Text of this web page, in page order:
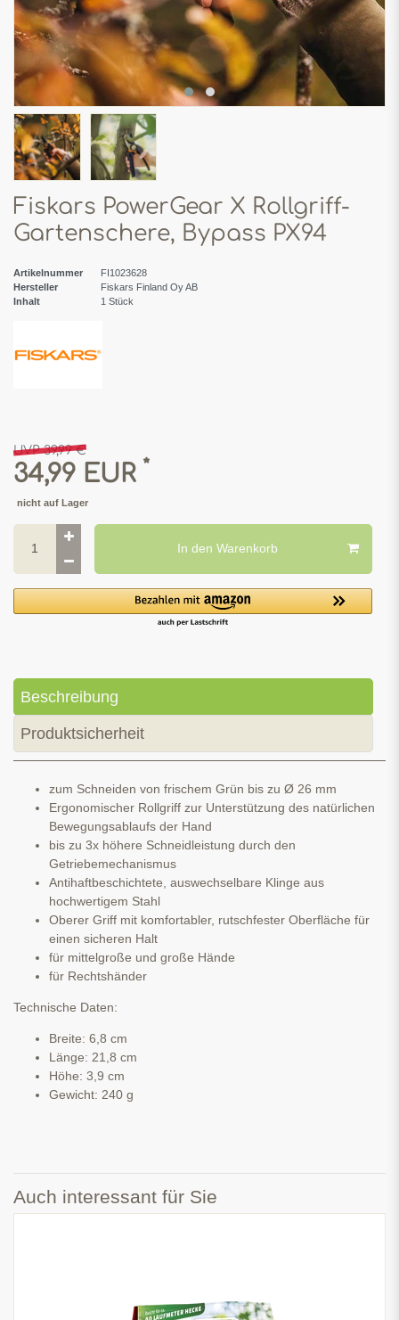
Fiskars PowerGear X Rollgriff-
Gartenschere, Bypass PX94
Artikelnummer
FI1023628
Hersteller
Fiskars Finland Oy AB
Inhalt
1 Stück
UVP 39,99 €
34,99 EUR *
nicht auf Lager
In den Warenkorb
Beschreibung
Produktsicherheit
zum Schneiden von frischem Grün bis zu Ø 26 mm
Ergonomischer Rollgriff zur Unterstützung des natürlichen
Bewegungsablaufs der Hand
bis zu 3x höhere Schneidleistung durch den
Getriebemechanismus
Antihaftbeschichtete, auswechselbare Klinge aus
hochwertigem Stahl
Oberer Griff mit komfortabler, rutschfester Oberfläche für
einen sicheren Halt
für mittelgroße und große Hände
für Rechtshänder
Technische Daten:
Breite: 6,8 cm
Länge: 21,8 cm
Höhe: 3,9 cm
Gewicht: 240 g
Auch interessant für Sie